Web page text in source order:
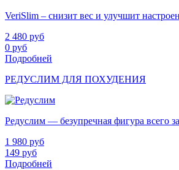
VeriSlim – снизит вес и улучшит
2 480 руб
0 руб
Подробней
РЕДУСЛИМ ДЛЯ ПОХУДЕНИЯ
Редуслим — безупречная фигура всего
1 980 руб
149 руб
Подробней